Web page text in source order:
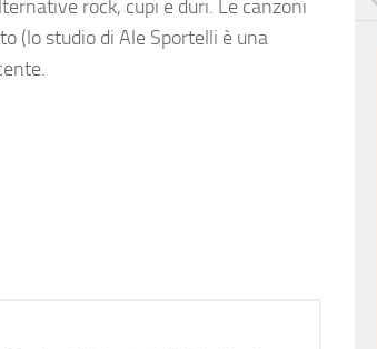
rock, cupi e duri. Le canzoni
(lo studio di Ale Sportelli è una